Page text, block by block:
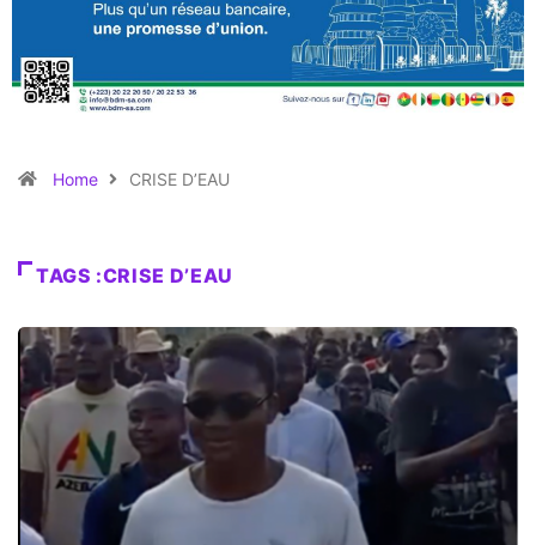
Home CRISE D’EAU
TAGS :CRISE D’EAU